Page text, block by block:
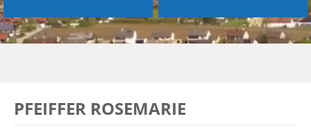
PFEIFFER ROSEMARIE